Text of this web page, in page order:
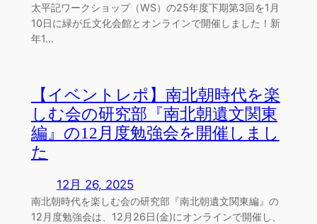
太平記ワークショップ（WS）の25年度下期第3回を1月
10日に緑が丘文化会館とオンラインで開催しました！新
年1…
【イベントレポ】南北朝時代を楽
しむ会の研究部『南北朝遺文関東
編』の12月度勉強会を開催しまし
た
12月 26, 2025
南北朝時代を楽しむ会の研究部『南北朝遺文関東編』の
12月度勉強会は、12月26日(金)にオンラインで開催し、